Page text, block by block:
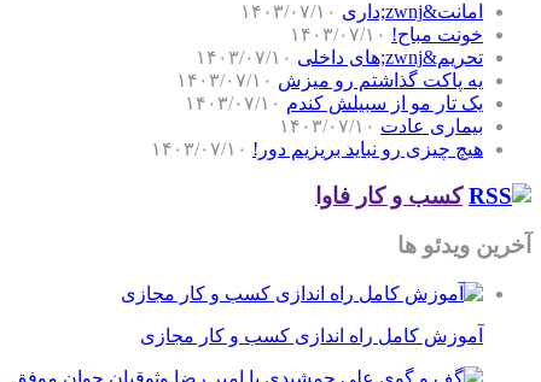
امانت&zwnj;داری
۱۴۰۳/۰۷/۱۰
خونت مباح! ۱۴۰۳/۰۷/۱۰
تحریم&zwnj;های داخلی
۱۴۰۳/۰۷/۱۰
یه پاکت گذاشتم رو میزش ۱۴۰۳/۰۷/۱۰
یک تار مو از سبیلش کندم ۱۴۰۳/۰۷/۱۰
بیماری عادت ۱۴۰۳/۰۷/۱۰
هیچ چیزی رو نباید بریزیم دور! ۱۴۰۳/۰۷/۱۰
کسب و کار فاوا
آخرین ویدئو ها
آموزش کامل راه اندازی کسب و کار مجازی